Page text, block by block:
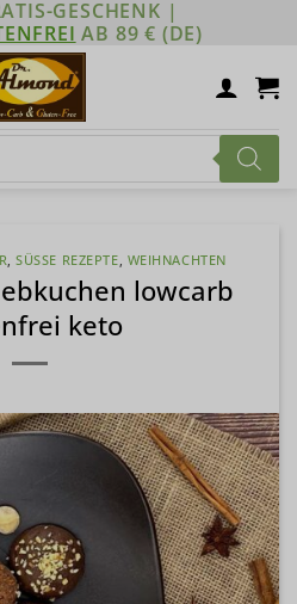
GESCHENK |
AB 89 € (DE)
,SÜSSE REZEPTE , WEIHNACHTEN
lowcarb
keto